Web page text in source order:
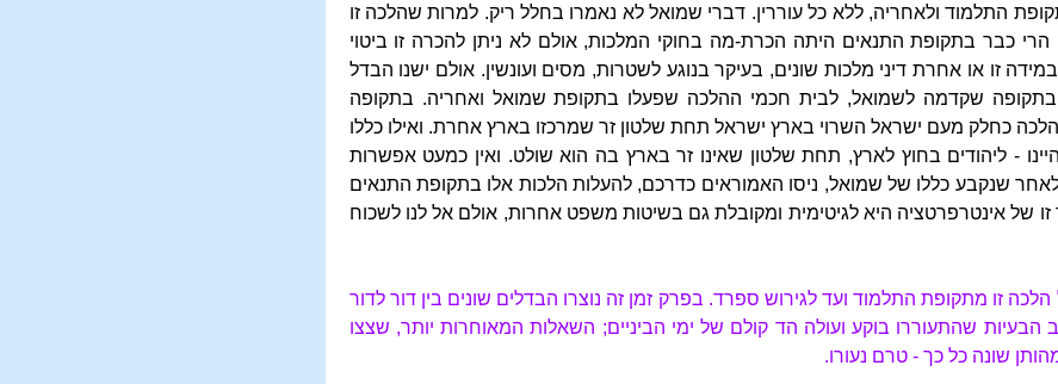
התלמוד ולאחריה, ללא כל עוררין. דברי שמואל לא נאמרו בחלל ריק. למרות שהלכה זו
הרי כבר בתקופת התנאים היתה הכרת-מה בחוקי המלכות, אולם לא ניתן להכרה זו ביטוי
זו או אחרת דיני מלכות שונים, בעיקר בנוגע לשטרות, מסים ועונשין. אולם ישנו הבדל
שקדמה לשמואל, לבית חכמי ההלכה שפעלו בתקופת שמואל ואחריה. בתקופה
כחלק מעם ישראל השרוי בארץ ישראל תחת שלטון זר שמרכזו בארץ אחרת. ואילו כללו
- ליהודים בחוץ לארץ, תחת שלטון שאינו זר בארץ בה הוא שולט. ואין כמעט אפשרות
שנקבע כללו של שמואל, ניסו האמוראים כדרכם, להעלות הלכות אלו בתקופת התנאים
של אינטרפרטציה היא לגיטימית ומקובלת גם בשיטות משפט אחרות, אולם אל לנו לשכוח
זו מתקופת התלמוד ועד לגירוש ספרד. בפרק זמן זה נוצרו הבדלים שונים בין דור לדור
הבעיות שהתעוררו בוקע ועולה הד קולם של ימי הביניים; השאלות המאוחרות יותר, שצצו
שונה כל כך - טרם נעורו.